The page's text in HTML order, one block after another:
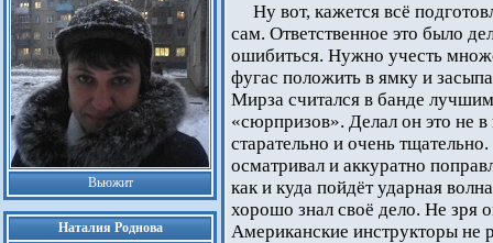
Вьюжит
Наталия Роднова
Ну вот, кажется всё
сам. Ответственное это было
ошибиться. Нужно учесть
фугас положить в ямку и
Мирза считался в банде
«сюрпризов». Делал он это не в
старательно и очень
осматривал и аккуратно
как и куда пойдёт ударная
хорошо знал своё дело. Не зря
Американские инструкторы не